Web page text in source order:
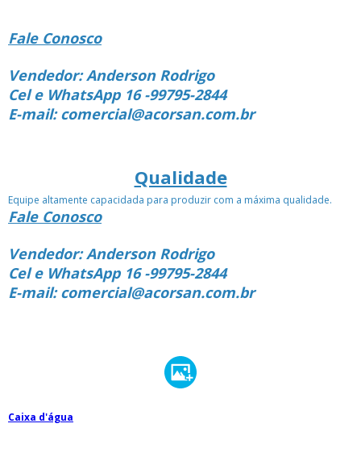
Fale Conosco
Vendedor: Anderson Rodrigo
Cel e WhatsApp 16 -99795-2844
E-mail: comercial@acorsan.com.br
Qualidade
Equipe altamente capacidada para produzir com a máxima qualidade.
Fale Conosco
Vendedor: Anderson Rodrigo
Cel e WhatsApp 16 -99795-2844
E-mail: comercial@acorsan.com.br
Caixa d'água